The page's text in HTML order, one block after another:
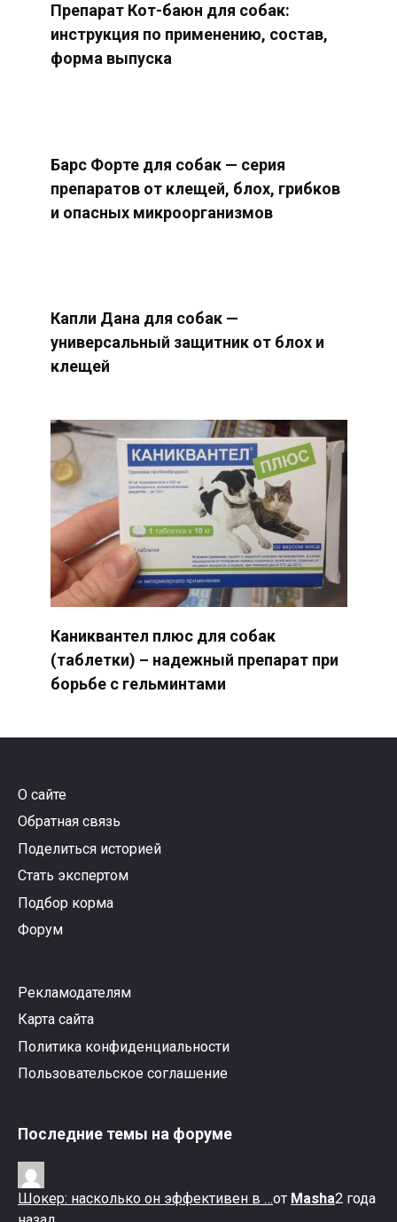
Препарат Кот-баюн для собак:
инструкция по применению, состав,
форма выпуска
Барс Форте для собак — серия
препаратов от клещей, блох, грибков
и опасных микроорганизмов
Капли Дана для собак —
универсальный защитник от блох и
клещей
Каниквантел плюс для собак
(таблетки) – надежный препарат при
борьбе с гельминтами
О сайте
Обратная связь
Поделиться историей
Стать экспертом
Подбор корма
Форум
Рекламодателям
Карта сайта
Политика конфиденциальности
Пользовательское соглашение
Последние темы на форуме
Шокер: насколько он эффективен в …от Masha2 года